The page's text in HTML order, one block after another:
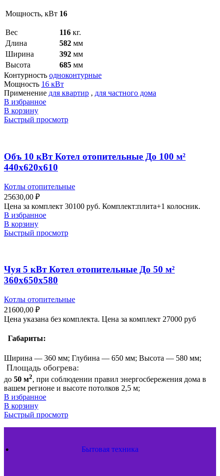
Мощность, кВт 16
Вес 116 кг.
Длина
582 мм
Ширина
392 мм
Высота
685 мм
Контурность одноконтурные
Мощность 16 кВт
Применение для квартир , для частного дома
В избранное
В корзину
Быстрый просмотр
Объ 10 кВт Котел отопительные До 100 м²
440х620х610
Котлы отопительные
25630,00 ₽
Цена за комплект 30100 руб. Комплект:плита+1 колосник.
В избранное
В корзину
Быстрый просмотр
Чуя 5 кВт Котел отопительные До 50 м²
360х650х580
Котлы отопительные
21600,00 ₽
Цена указана без комплекта. Цена за комплект 27000 руб
Габариты:
Ширина — 360 мм; Глубина — 650 мм; Высота — 580 мм;
Площадь обогрева:
до 50 м2, при соблюдении правил энергосбережения дома в
вашем регионе и высоте потолков 2,5 м;
В избранное
В корзину
Быстрый просмотр
Бытовая техника